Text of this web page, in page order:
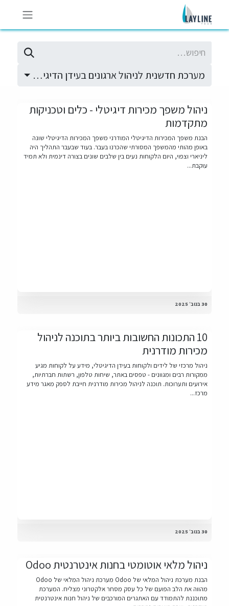
מערכת חדשנית לניהול ארגונים בעידן הדיגיטאלי
ניהול משפך מכירות דיגיטלי - כלים וטכניקות
מתקדמות
הבנת משפך המכירות הדיגיטלי המודרני משפך המכירות הדיגיטלי שונה
באופן מהותי מהמשפך המסורתי שהכרנו בעבר. בעוד שבעבר התהליך היה
ליניארי וצפוי, היום הלקוחות נעים בין שלבים שונים בצורה דינמית ולא תמיד
עוקבת...
30 בנוב׳ 2025
10 התכונות החשובות ביותר בתוכנה לניהול
מכירות מודרנית
ניהול מרכזי של לידים ולקוחות בעידן הדיגיטלי, מידע על לקוחות מגיע
ממקורות רבים ומגוונים - טפסים באתר, שיחות טלפון, רשתות חברתיות,
אירועים ותערוכות. תוכנה לניהול מכירות מודרנית חייבת לספק מאגר מידע
מרכז...
30 בנוב׳ 2025
ניהול מלאי אוטומטי בחנות אינטרנטית Odoo
הבנת מערכת ניהול המלאי של Odoo מערכת ניהול המלאי של Odoo
מהווה את הלב הפועם של כל עסק מסחר אלקטרוני מצליח. המערכת
מתוכננת להתמודד עם האתגרים המורכבים של ניהול חנות אינטרנטית